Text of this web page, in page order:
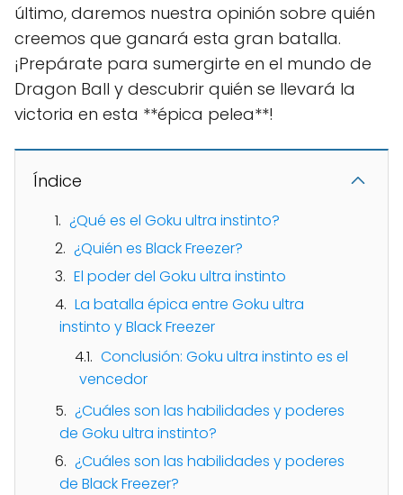
último, daremos nuestra opinión sobre quién
creemos que ganará esta gran batalla.
¡Prepárate para sumergirte en el mundo de
Dragon Ball y descubrir quién se llevará la
victoria en esta **épica pelea**!
Índice
¿Qué es el Goku ultra instinto?
¿Quién es Black Freezer?
El poder del Goku ultra instinto
La batalla épica entre Goku ultra
instinto y Black Freezer
Conclusión: Goku ultra instinto es el
vencedor
¿Cuáles son las habilidades y poderes
de Goku ultra instinto?
¿Cuáles son las habilidades y poderes
de Black Freezer?